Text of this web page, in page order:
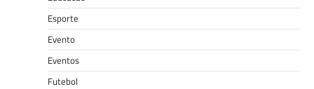
Esporte
Evento
Eventos
Futebol